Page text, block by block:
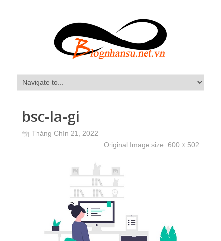
bsc-la-gi
Tháng Chín 21, 2022
Original Image size: 600 × 502